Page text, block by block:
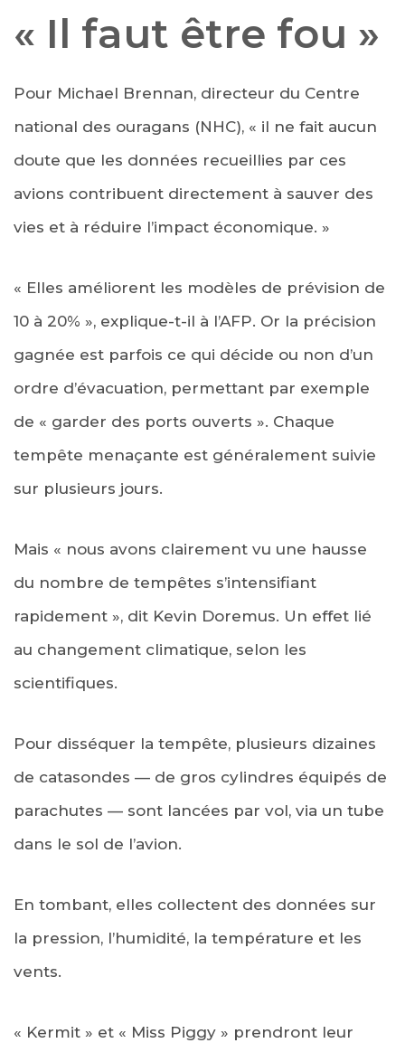
« Il faut être fou »
Pour Michael Brennan, directeur du Centre
national des ouragans (NHC), « il ne fait aucun
doute que les données recueillies par ces
avions contribuent directement à sauver des
vies et à réduire l’impact économique. »
« Elles améliorent les modèles de prévision de
10 à 20% », explique-t-il à l’AFP. Or la précision
gagnée est parfois ce qui décide ou non d’un
ordre d’évacuation, permettant par exemple
de « garder des ports ouverts ». Chaque
tempête menaçante est généralement suivie
sur plusieurs jours.
Mais « nous avons clairement vu une hausse
du nombre de tempêtes s’intensifiant
rapidement », dit Kevin Doremus. Un effet lié
au changement climatique, selon les
scientifiques.
Pour disséquer la tempête, plusieurs dizaines
de catasondes — de gros cylindres équipés de
parachutes — sont lancées par vol, via un tube
dans le sol de l’avion.
En tombant, elles collectent des données sur
la pression, l’humidité, la température et les
vents.
« Kermit » et « Miss Piggy » prendront leur